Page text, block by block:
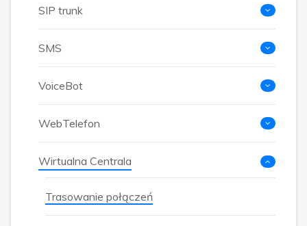
SIP trunk
SMS
VoiceBot
WebTelefon
Wirtualna Centrala
Trasowanie połączeń